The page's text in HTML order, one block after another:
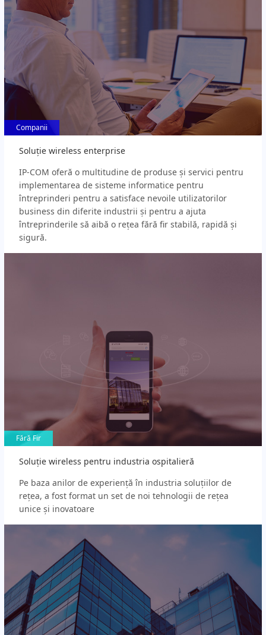
Companii
Companii
Soluție wireless enterprise
IP-COM oferă o multitudine de produse și servici pentru
implementarea de sisteme informatice pentru
întreprinderi pentru a satisface nevoile utilizatorilor
business din diferite industrii și pentru a ajuta
întreprinderile să aibă o rețea fără fir stabilă, rapidă și
sigură.
Fără Fir
Fără Fir
Soluție wireless pentru industria ospitalieră
Pe baza anilor de experiență în industria soluțiilor de
rețea, a fost format un set de noi tehnologii de rețea
unice și inovatoare